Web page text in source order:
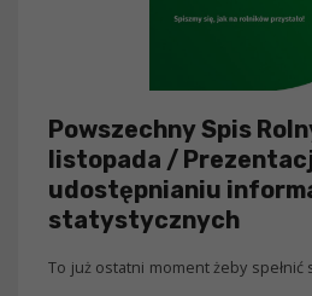
Powszechny Spis
listopada /
udostępnianiu
statystycznych
To już ostatni moment żeby